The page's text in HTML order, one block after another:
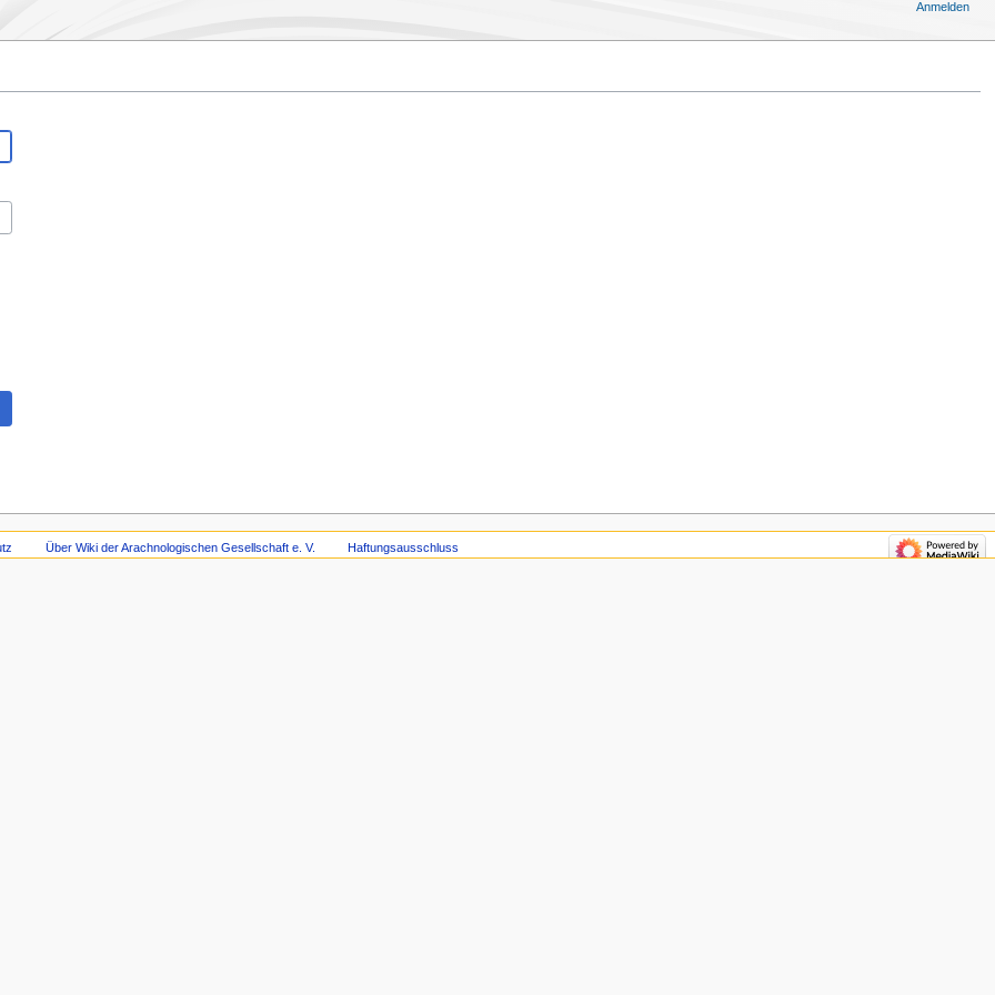
Anmelden
Über Wiki der Arachnologischen Gesellschaft e. V. Haftungsausschluss